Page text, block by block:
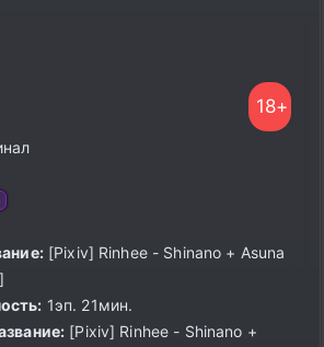
18+
[Pixiv] Rinhee - Shinano + Asuna
1эп. 21мин.
[Pixiv] Rinhee - Shinano +